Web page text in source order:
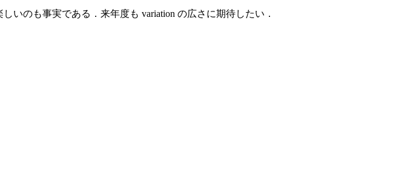
のも事実である．来年度も variation の広さに期待したい．